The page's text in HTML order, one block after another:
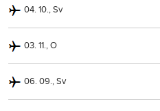
04. 10., Sv
03. 11., O
06. 09., Sv